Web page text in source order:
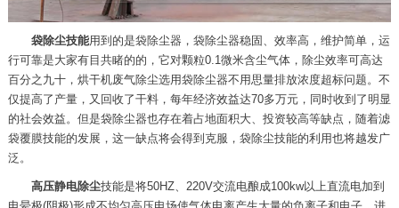
袋除尘技能用到的是袋除尘器，袋除尘器稳固、效率高，维护简单，运
行可靠是大家有目共睹的的，它对颗粒0.1微米含尘气体，除尘效率可高达
百分之九十，烘干机废气除尘选用袋除尘器不用思量排放浓度超标问题。不
仅提高了产量，又回收了干料，每年经济效益达70多万元，同时收到了明显
的社会效益。但是袋除尘器也存在着占地面积大、投资较高等缺点，随着滤
袋覆膜技能的发展，这一缺点将会得到克服，袋除尘技能的利用也将越发广
泛。
高压静电除尘技能是将50HZ、220V交流电酿成100kw以上直流电加到